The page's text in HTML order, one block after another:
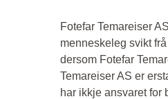
Fotefar Temareiser
menneskeleg svikt
dersom Fotefar
Temareiser AS er
har ikkje ansvaret